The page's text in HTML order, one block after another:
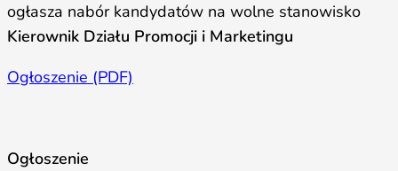
ogłasza nabór kandydatów na wolne stanowisko
Kierownik Działu Promocji i Marketingu
Ogłoszenie (PDF)
Ogłoszenie